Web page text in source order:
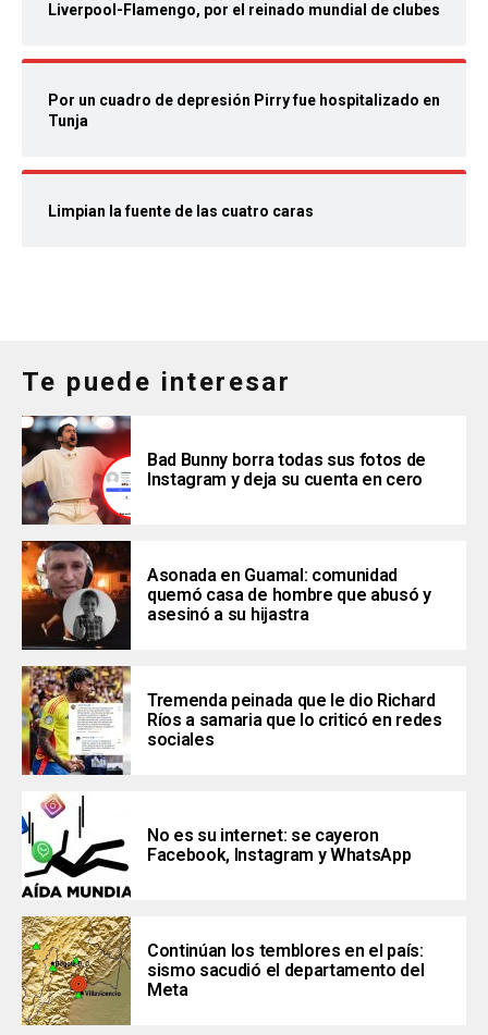
Liverpool-Flamengo, por el reinado mundial de clubes
Por un cuadro de depresión Pirry fue hospitalizado en
Tunja
Limpian la fuente de las cuatro caras
Te puede interesar
Bad Bunny borra todas sus fotos de
Instagram y deja su cuenta en cero
Asonada en Guamal: comunidad
quemó casa de hombre que abusó y
asesinó a su hijastra
Tremenda peinada que le dio Richard
Ríos a samaria que lo criticó en redes
sociales
No es su internet: se cayeron
Facebook, Instagram y WhatsApp
Continúan los temblores en el país:
sismo sacudió el departamento del
Meta